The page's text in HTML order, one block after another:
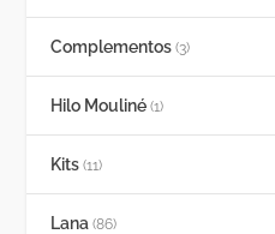
Complementos (3)
Hilo Mouliné (1)
Kits (11)
Lana (86)